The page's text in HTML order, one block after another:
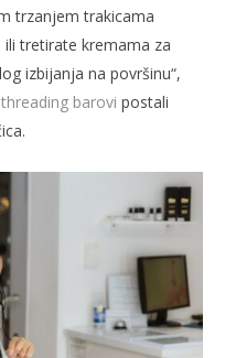
trzanjem trakicama
tretirate kremama za
izbijanja na površinu“,
threading barovi postali